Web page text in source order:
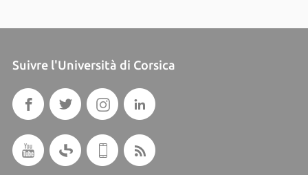
Suivre l'Università di Corsica